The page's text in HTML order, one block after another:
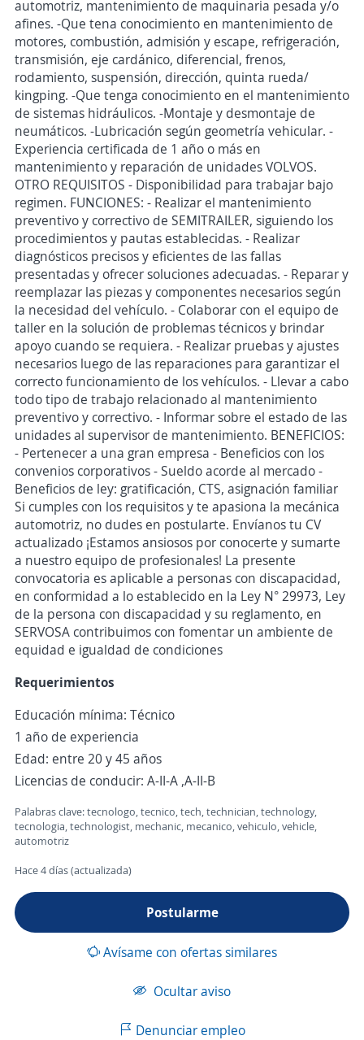
automotriz, mantenimiento de maquinaria pesada y/o
afines. -Que tena conocimiento en mantenimiento de
motores, combustión, admisión y escape, refrigeración,
transmisión, eje cardánico, diferencial, frenos,
rodamiento, suspensión, dirección, quinta rueda/
kingping. -Que tenga conocimiento en el mantenimiento
de sistemas hidráulicos. -Montaje y desmontaje de
neumáticos. -Lubricación según geometría vehicular. -
Experiencia certificada de 1 año o más en
mantenimiento y reparación de unidades VOLVOS.
OTRO REQUISITOS - Disponibilidad para trabajar bajo
regimen. FUNCIONES: - Realizar el mantenimiento
preventivo y correctivo de SEMITRAILER, siguiendo los
procedimientos y pautas establecidas. - Realizar
diagnósticos precisos y eficientes de las fallas
presentadas y ofrecer soluciones adecuadas. - Reparar y
reemplazar las piezas y componentes necesarios según
la necesidad del vehículo. - Colaborar con el equipo de
taller en la solución de problemas técnicos y brindar
apoyo cuando se requiera. - Realizar pruebas y ajustes
necesarios luego de las reparaciones para garantizar el
correcto funcionamiento de los vehículos. - Llevar a cabo
todo tipo de trabajo relacionado al mantenimiento
preventivo y correctivo. - Informar sobre el estado de las
unidades al supervisor de mantenimiento. BENEFICIOS:
- Pertenecer a una gran empresa - Beneficios con los
convenios corporativos - Sueldo acorde al mercado -
Beneficios de ley: gratificación, CTS, asignación familiar
Si cumples con los requisitos y te apasiona la mecánica
automotriz, no dudes en postularte. Envíanos tu CV
actualizado ¡Estamos ansiosos por conocerte y sumarte
a nuestro equipo de profesionales! La presente
convocatoria es aplicable a personas con discapacidad,
en conformidad a lo establecido en la Ley N° 29973, Ley
de la persona con discapacidad y su reglamento, en
SERVOSA contribuimos con fomentar un ambiente de
equidad e igualdad de condiciones
Requerimientos
Educación mínima: Técnico
1 año de experiencia
Edad: entre 20 y 45 años
Licencias de conducir: A-II-A ,A-II-B
Palabras clave: tecnologo, tecnico, tech, technician, technology,
tecnologia, technologist, mechanic, mecanico, vehiculo, vehicle,
automotriz
Hace 4 días (actualizada)
Postularme
Avísame con ofertas similares
Ocultar aviso
Denunciar empleo